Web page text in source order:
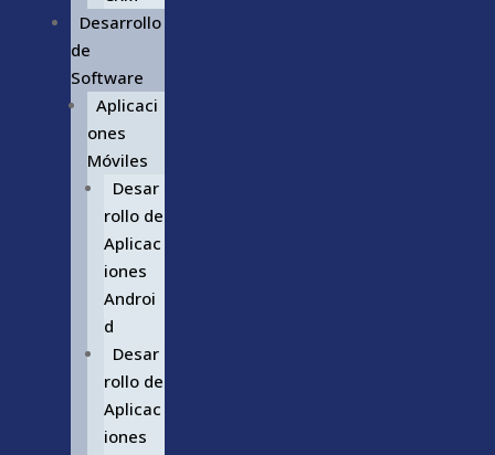
Desarrollo
de
Software
Aplicaci
ones
Móviles
Desar
rollo de
Aplicac
iones
Androi
d
Desar
rollo de
Aplicac
iones